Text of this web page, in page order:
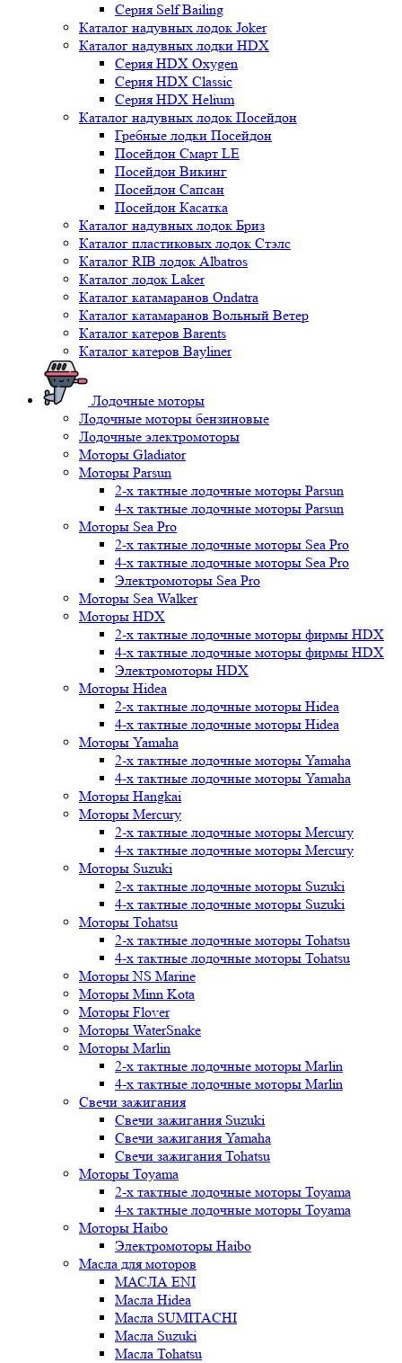
Серия Self Bailing
Каталог надувных лодок Joker
Каталог надувных лодки HDX
Серия HDX Oxygen
Серия HDX Classic
Серия HDX Helium
Каталог надувных лодок Посейдон
Гребные лодки Посейдон
Посейдон Смарт LE
Посейдон Викинг
Посейдон Сапсан
Посейдон Касатка
Каталог надувных лодок Бриз
Каталог пластиковых лодок Стэлс
Каталог RIB лодок Albatros
Каталог лодок Laker
Каталог катамаранов Ondatra
Каталог катамаранов Вольный Ветер
Каталог катеров Barents
Каталог катеров Bayliner
Лодочные моторы
Лодочные моторы бензиновые
Лодочные электромоторы
Моторы Gladiator
Моторы Parsun
2-х тактные лодочные моторы Parsun
4-х тактные лодочные моторы Parsun
Моторы Sea Pro
2-х тактные лодочные моторы Sea Pro
4-х тактные лодочные моторы Sea Pro
Электромоторы Sea Pro
Моторы Sea Walker
Моторы HDX
2-х тактные лодочные моторы фирмы HDX
4-х тактные лодочные моторы фирмы HDX
Электромоторы HDX
Моторы Hidea
2-х тактные лодочные моторы Hidea
4-х тактные лодочные моторы Hidea
Моторы Yamaha
2-х тактные лодочные моторы Yamaha
4-х тактные лодочные моторы Yamaha
Моторы Hangkai
Моторы Mercury
2-х тактные лодочные моторы Mercury
4-х тактные лодочные моторы Mercury
Моторы Suzuki
2-х тактные лодочные моторы Suzuki
4-х тактные лодочные моторы Suzuki
Моторы Tohatsu
2-х тактные лодочные моторы Tohatsu
4-х тактные лодочные моторы Tohatsu
Моторы NS Marine
Моторы Minn Kota
Моторы Flover
Моторы WaterSnake
Моторы Marlin
2-х тактные лодочные моторы Marlin
4-х тактные лодочные моторы Marlin
Свечи зажигания
Свечи зажигания Suzuki
Свечи зажигания Yamaha
Свечи зажигания Tohatsu
Моторы Toyama
2-х тактные лодочные моторы Toyama
4-х тактные лодочные моторы Toyama
Моторы Haibo
Электромоторы Haibo
Масла для моторов
МАСЛА ENI
Масла Hidea
Масла SUMITACHI
Масла Suzuki
Масла Tohatsu